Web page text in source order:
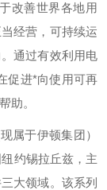
改善世界各地用
经营，可持续运
通过有效利用电
促进*向使用可再
助。
现属于伊顿集团）
约锡拉丘兹，主
大领域。该系列